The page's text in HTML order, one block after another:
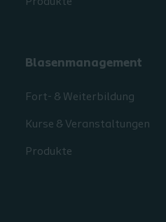
Blasenmanagement
Fort- & Weiterbildung
Kurse & Veranstaltungen
Produkte